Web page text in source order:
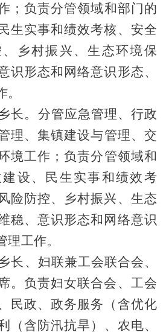
； 负责分管领域和部门的
生实事和绩效考核、安全
乡村振兴、生态环境保
识形态和网络意识形态、
。
长 。 分管应急管理 、行政
理、集镇建设与管理、 交
境工作； 负责分管领域和
设、民生实事和绩效考
险防控、乡村振兴、生态
稳、意识形态和网络意识
理工作。
长 、妇联兼工会联合会、
。负责妇女联合会、工会
民政、政务服务
（含优化
（含防汛抗旱） 、农电、